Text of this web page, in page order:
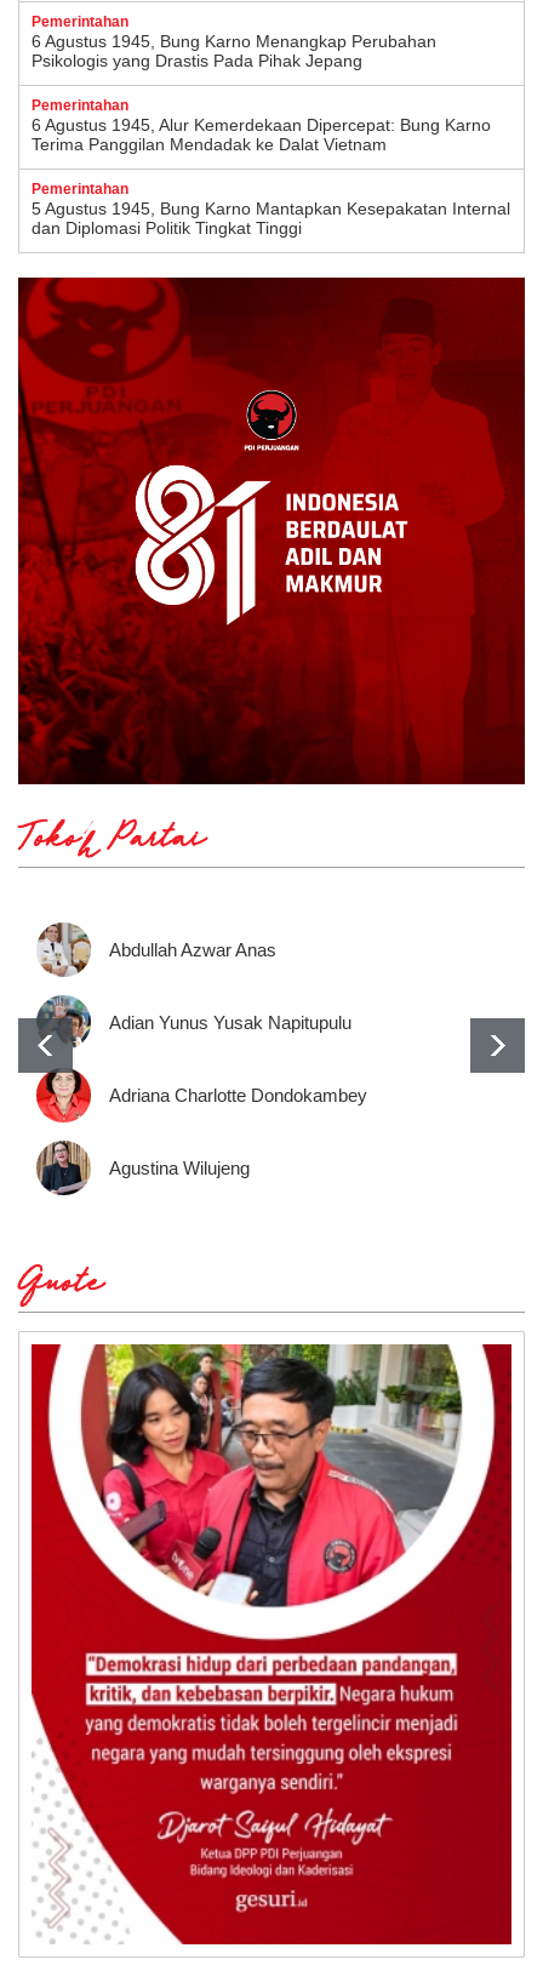
Pemerintahan
6 Agustus 1945, Bung Karno Menangkap Perubahan
Psikologis yang Drastis Pada Pihak Jepang
Pemerintahan
6 Agustus 1945, Alur Kemerdekaan Dipercepat: Bung Karno
Terima Panggilan Mendadak ke Dalat Vietnam
Pemerintahan
5 Agustus 1945, Bung Karno Mantapkan Kesepakatan Internal
dan Diplomasi Politik Tingkat Tinggi
Tokoh Partai
Abdullah Azwar Anas
Adian Yunus Yusak Napitupulu
Adriana Charlotte Dondokambey
Agustina Wilujeng
Quote